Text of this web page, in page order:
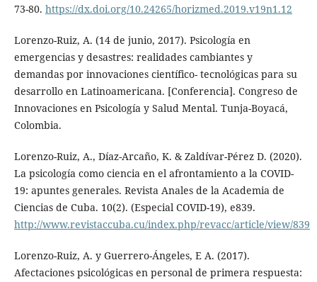
73-80. https://dx.doi.org/10.24265/horizmed.2019.v19n1.12
Lorenzo-Ruiz, A. (14 de junio, 2017). Psicología en
emergencias y desastres: realidades cambiantes y
demandas por innovaciones científico- tecnológicas para su
desarrollo en Latinoamericana. [Conferencia]. Congreso de
Innovaciones en Psicología y Salud Mental. Tunja-Boyacá,
Colombia.
Lorenzo-Ruiz, A., Díaz-Arcaño, K. & Zaldívar-Pérez D. (2020).
La psicología como ciencia en el afrontamiento a la COVID-
19: apuntes generales. Revista Anales de la Academia de
Ciencias de Cuba. 10(2). (Especial COVID-19), e839.
http://www.revistaccuba.cu/index.php/revacc/article/view/839
Lorenzo-Ruiz, A. y Guerrero-Ángeles, E A. (2017).
Afectaciones psicológicas en personal de primera respuesta: